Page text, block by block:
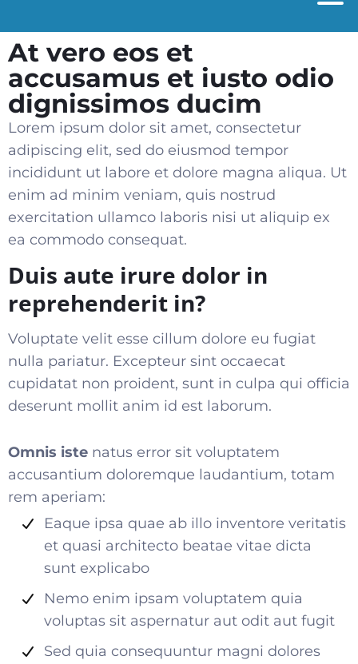
At vero eos et
accusamus et iusto odio
dignissimos ducim
Lorem ipsum dolor sit amet, consectetur
adipiscing elit, sed do eiusmod tempor
incididunt ut labore et dolore magna aliqua. Ut
enim ad minim veniam, quis nostrud
exercitation ullamco laboris nisi ut aliquip ex
ea commodo consequat.
Duis aute irure dolor in
reprehenderit in?
Voluptate velit esse cillum dolore eu fugiat
nulla pariatur. Excepteur sint occaecat
cupidatat non proident, sunt in culpa qui officia
deserunt mollit anim id est laborum.
Omnis iste natus error sit voluptatem
accusantium doloremque laudantium, totam
rem aperiam:
Eaque ipsa quae ab illo inventore veritatis
et quasi architecto beatae vitae dicta
sunt explicabo
Nemo enim ipsam voluptatem quia
voluptas sit aspernatur aut odit aut fugit
Sed quia consequuntur magni dolores